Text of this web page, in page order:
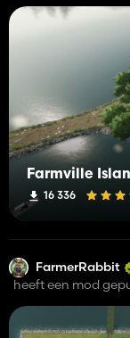
Farmville
16 336
FarmerRabbit
heeft een mod